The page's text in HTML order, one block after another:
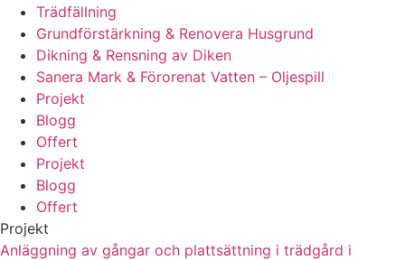
Trädfällning
Grundförstärkning & Renovera Husgrund
Dikning & Rensning av Diken
Sanera Mark & Förorenat Vatten – Oljespill
Projekt
Blogg
Offert
Projekt
Blogg
Offert
Projekt
Anläggning av gångar och plattsättning i trädgård i